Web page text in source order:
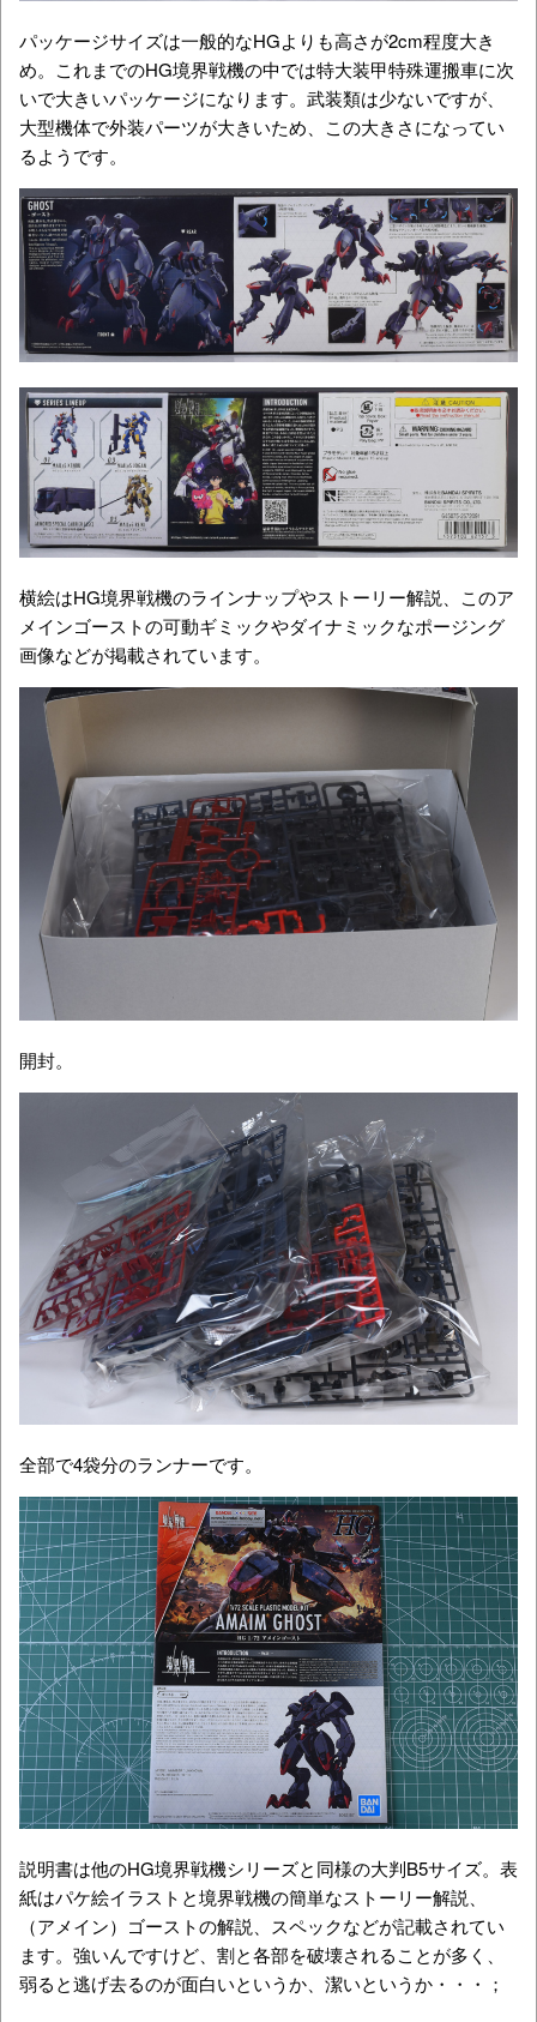
パッケージサイズは一般的なHGよりも高さが2cm程度大き
め。これまでのHG境界戦機の中では特大装甲特殊運搬車に次
いで大きいパッケージになります。武装類は少ないですが、
大型機体で外装パーツが大きいため、この大きさになってい
るようです。
横絵はHG境界戦機のラインナップやストーリー解説、このア
メインゴーストの可動ギミックやダイナミックなポージング
画像などが掲載されています。
開封。
全部で4袋分のランナーです。
説明書は他のHG境界戦機シリーズと同様の大判B5サイズ。表
紙はパケ絵イラストと境界戦機の簡単なストーリー解説、
（アメイン）ゴーストの解説、スペックなどが記載されてい
ます。強いんですけど、割と各部を破壊されることが多く、
弱ると逃げ去るのが面白いというか、潔いというか・・・；